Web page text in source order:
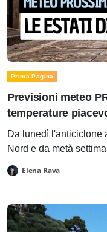
Prima Pagina
Previsioni meteo
temperature
Da lunedì l'anticiclone
Nord e da metà
Elena Rava